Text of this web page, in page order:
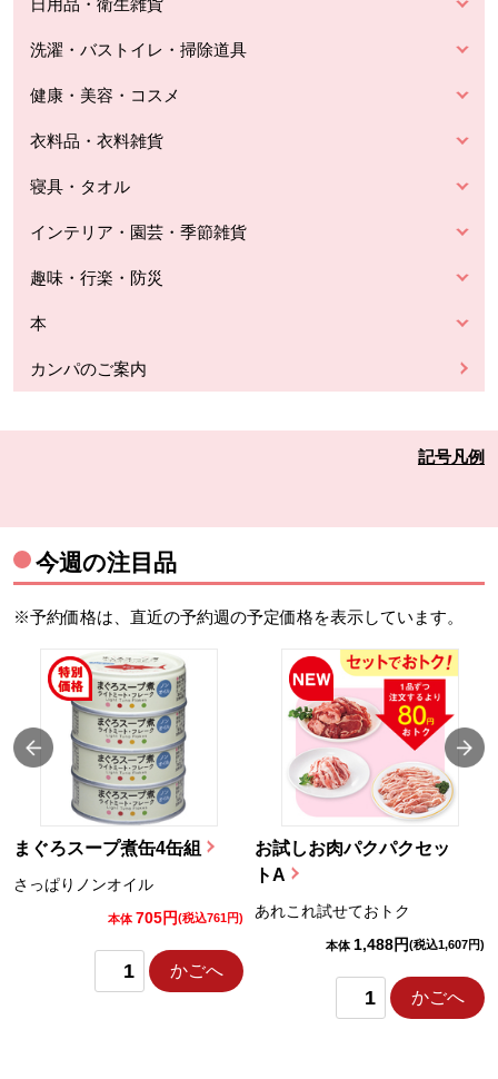
日用品・衛生雑貨
洗濯・バストイレ・掃除道具
健康・美容・コスメ
衣料品・衣料雑貨
寝具・タオル
インテリア・園芸・季節雑貨
趣味・行楽・防災
本
カンパのご案内
記号凡例
今週の注目品
※予約価格は、直近の予約週の予定価格を表示しています。
まぐろスープ煮缶4缶組
さっぱりノンオイル
本体 705円(税込761円)
かごへ
お試しお肉パクパクセッ
トA
あれこれ試せておトク
本体 1,488円(税込1,607円)
かごへ